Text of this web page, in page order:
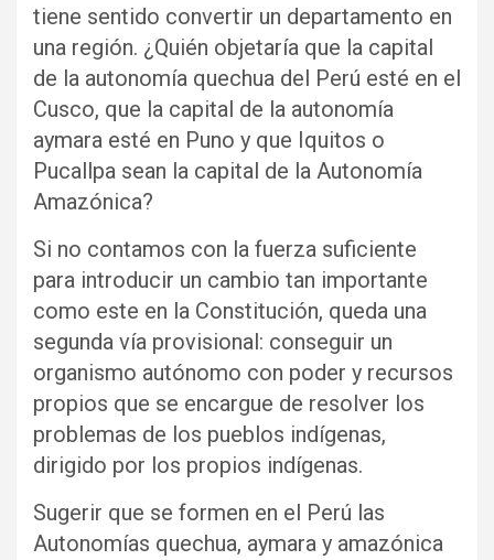
tiene sentido convertir un departamento en
una región. ¿Quién objetaría que la capital
de la autonomía quechua del Perú esté en el
Cusco, que la capital de la autonomía
aymara esté en Puno y que Iquitos o
Pucallpa sean la capital de la Autonomía
Amazónica?
Si no contamos con la fuerza suficiente
para introducir un cambio tan importante
como este en la Constitución, queda una
segunda vía provisional: conseguir un
organismo autónomo con poder y recursos
propios que se encargue de resolver los
problemas de los pueblos indígenas,
dirigido por los propios indígenas.
Sugerir que se formen en el Perú las
Autonomías quechua, aymara y amazónica